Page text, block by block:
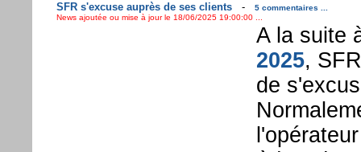
SFR s'excuse auprès de ses clients-
5 commentaires ...
News ajoutée ou mise à jour le 18/06/2025 19:00:00 ...
A la suite
2025,
de